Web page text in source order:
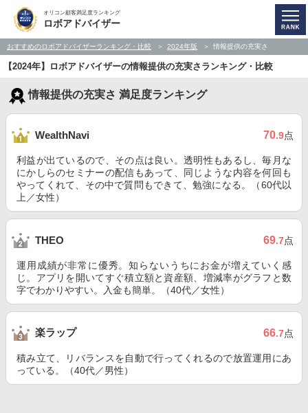
オリコン顧客満足度ランキング
ロボアドバイザー
おすすめのロボアドバイザーランキング・比較 2024年版 情報提供の充実さ
【2024年】ロボアドバイザーの情報提供の充実さランキング・比較
情報提供の充実さ 満足度ランキング
WealthNavi 70.9点
利益が出ているので、その点は良い。透明性もあるし、毎月な
にかしらのセミナーの配信もあって、同じような内容を何回も
やってくれて、その中で質問もできて、勉強になる。（60代以
上／女性）
THEO 69.7点
運用成績が非常に優秀。知らないうちにお金が増えていく感
じ。アプリを開いてすぐ積立額と資産額、増減率がグラフと数
字でわかりやすい。入金も簡単。（40代／女性）
楽ラップ 66.7点
積み立て、リバランスを自動で行ってくれるので放置運用にあ
っている。（40代／男性）